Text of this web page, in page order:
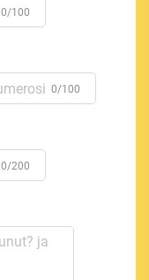
0/100
0/100
0/200